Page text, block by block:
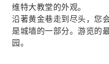
维特大教堂的外观。
沿著黄金巷走到尽头，您
是城墙的一部分。游览的
园。